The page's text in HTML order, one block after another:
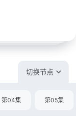
切换节点
第04集 第05集